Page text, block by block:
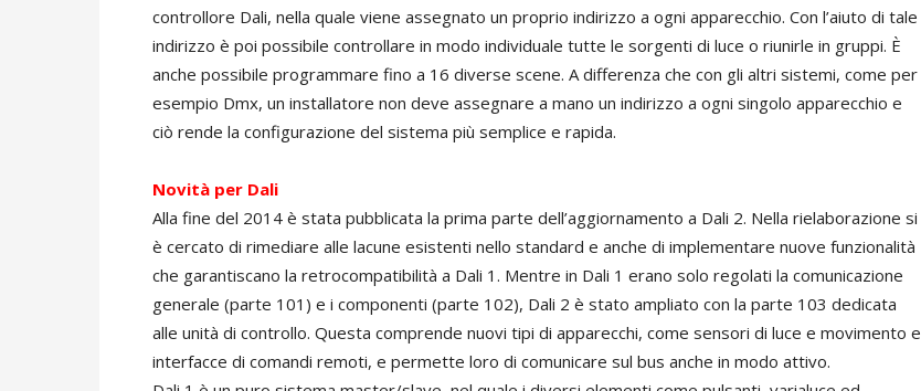
controllore Dali, nella quale viene assegnato un proprio indirizzo a ogni apparecchio. Con l’aiuto di tale
indirizzo è poi possibile controllare in modo individuale tutte le sorgenti di luce o riunirle in gruppi. È
anche possibile programmare fino a 16 diverse scene. A differenza che con gli altri sistemi, come per
esempio Dmx, un installatore non deve assegnare a mano un indirizzo a ogni singolo apparecchio e
ciò rende la configurazione del sistema più semplice e rapida.
Novità per Dali
Alla fine del 2014 è stata pubblicata la prima parte dell’aggiornamento a Dali 2. Nella rielaborazione si
è cercato di rimediare alle lacune esistenti nello standard e anche di implementare nuove funzionalità
che garantiscano la retrocompatibilità a Dali 1. Mentre in Dali 1 erano solo regolati la comunicazione
generale (parte 101) e i componenti (parte 102), Dali 2 è stato ampliato con la parte 103 dedicata
alle unità di controllo. Questa comprende nuovi tipi di apparecchi, come sensori di luce e movimento e
interfacce di comandi remoti, e permette loro di comunicare sul bus anche in modo attivo.